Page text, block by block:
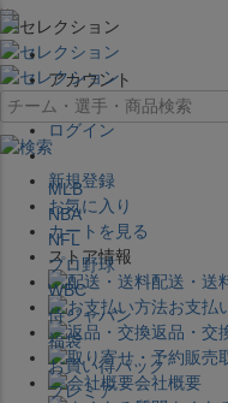
×
アカウント
ログイン
新規登録
お気に入り
カートを見る
ストア情報
配送・送
お支払
返品・交
会社概要
MLB
NBA
NFL
プロ野球
WBC
侍ジャパン
福袋
お買い得パック
プレミア